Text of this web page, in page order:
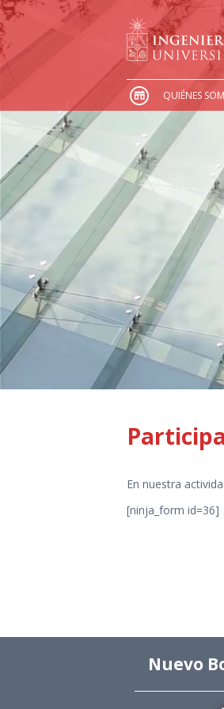
QUIÉNES
Participa
En nuestra
[ninja_form id=36]
Nuevo